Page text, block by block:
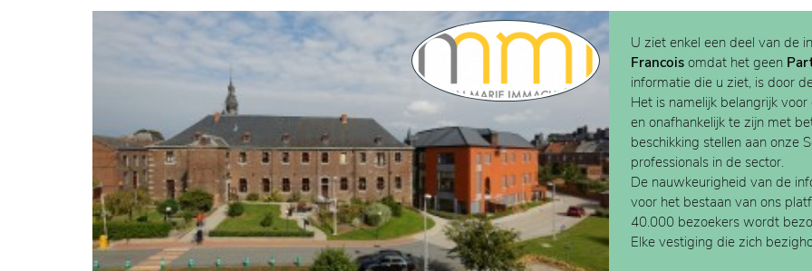
U ziet enkel een deel van de
Francois omdat het geen
informatie die u ziet, is door
Het is namelijk belangrijk
en onafhankelijk te zijn met
beschikking stellen aan onze
professionals in de sector.
De nauwkeurigheid van de
voor het bestaan van ons
40.000 bezoekers wordt
Elke vestiging die zich